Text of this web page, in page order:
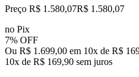
Preço R$ 1.580,07R$ 1.580,07
no Pix
7% OFF
Ou R$ 1.699,00 em 10x de R$
10x de R$ 169,90 sem juros